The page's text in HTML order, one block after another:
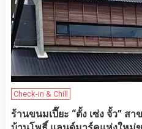
Check-in & Chill
ร้านขนมเปี๊ยะ “ตั้ง เซ่ง จั้ว” ส